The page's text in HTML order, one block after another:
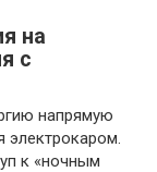
на
с
напрямую
электрокаром.
к «ночным